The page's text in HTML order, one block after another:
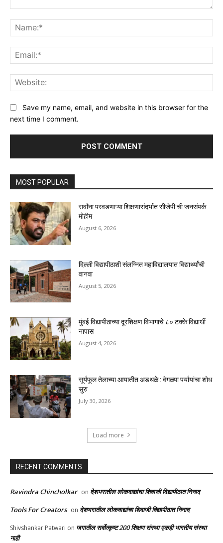
Save my name, email, and website in this browser for the
next time I comment.
MOST POPULAR
सर्वांना परवडणाऱ्या शिक्षणासंदर्भात सीजेपी ची जनसंपर्क
मोहीम
August 6, 2026
दिल्ली विद्यापीठाशी संलग्नित महाविद्यालयात विद्यार्थ्यांची
वानवा
August 5, 2026
मुंबई विद्यापीठाच्या दूरशिक्षण विभागाचे ८० टक्के विद्यार्थी
नापास
August 4, 2026
सूर्यफूल तेलाच्या आयातीत अडथळे : वेगळ्या पर्यायांचा शोध
सुरु
July 30, 2026
Load more
RECENT COMMENTS
Ravindra Chincholkar on देशभरातील लोकवाद्यांचा शिवाजी विद्यापीठात निनाद
Tools For Creators on देशभरातील लोकवाद्यांचा शिवाजी विद्यापीठात निनाद
Shivshankar Patwari on जगातील सर्वोत्कृष्ट 200 शिक्षण संस्था एकही भारतीय संस्था
नाही